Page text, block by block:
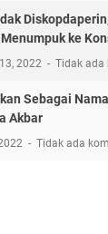
ke
2022 Tidak ada
Sebagai
Akbar
Tidak ada